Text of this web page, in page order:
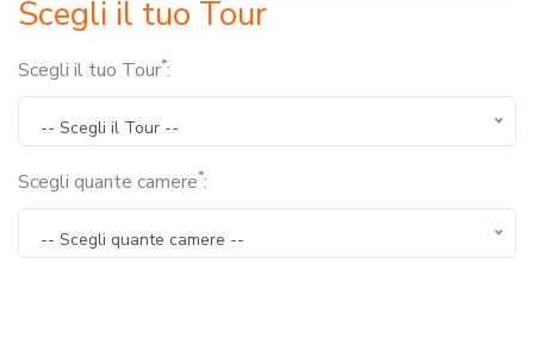
Scegli il tuo Tour
Scegli il tuo Tour*:
-- Scegli il Tour --
Scegli quante camere*:
-- Scegli quante camere --